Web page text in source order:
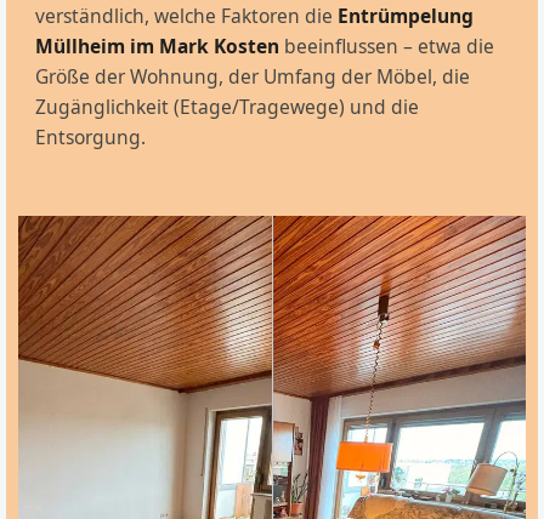
verständlich, welche Faktoren die Entrümpelung
Müllheim im Mark Kosten beeinflussen – etwa die
Größe der Wohnung, der Umfang der Möbel, die
Zugänglichkeit (Etage/Tragewege) und die
Entsorgung.